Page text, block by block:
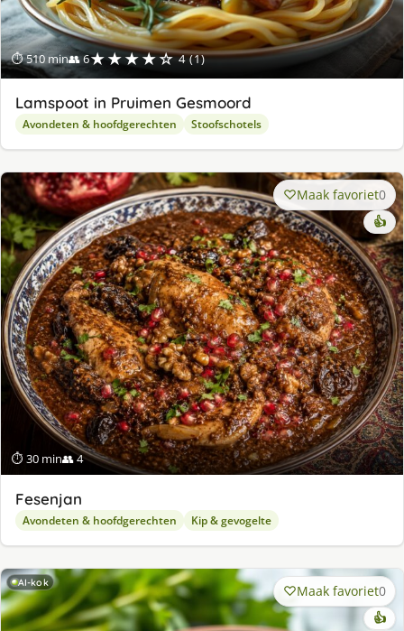
⏱ 510 min👥 6★★★★☆ 4 (1)
Lamspoot in Pruimen Gesmoord
Avondeten & hoofdgerechten Stoofschotels
⏱ 30 min👥 4
Maak favoriet0
👍
Fesenjan
Avondeten & hoofdgerechten Kip & gevogelte
AI-kok Maak favoriet0
👍